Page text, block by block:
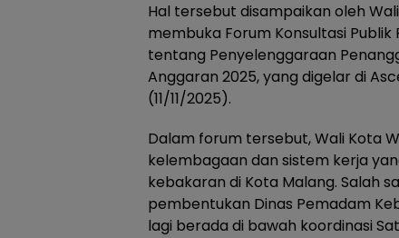
Hal tersebut disampaikan oleh
membuka Forum Konsultasi
tentang Penyelenggaraan
Anggaran 2025, yang digelar di
(11/11/2025).
Dalam forum tersebut, Wali Kota
kelembagaan dan sistem kerja
kebakaran di Kota Malang. Salah
pembentukan Dinas Pemadam
lagi berada di bawah koordinasi